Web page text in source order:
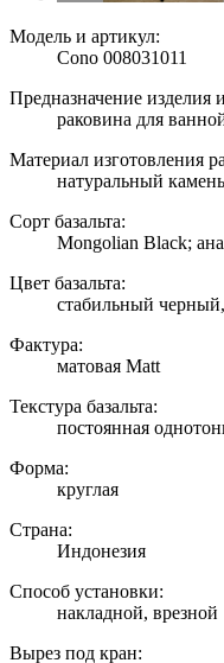
Модель и артикул:
Cono 008031011
Предназначение изделия
раковина для
Материал изготовления
натуральный камень
Сорт базальта:
Mongolian Black;
Цвет базальта:
стабильный
Фактура:
матовая Matt
Текстура базальта:
постоянная
Форма:
круглая
Страна:
Индонезия
Способ установки:
накладной, врезной
Вырез под кран: